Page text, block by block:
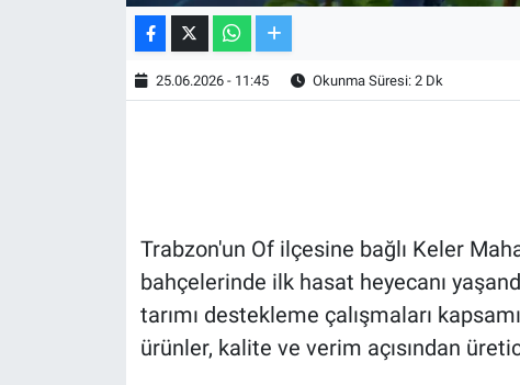
25.06.2026 - 11:45 Okunma Süresi: 2 Dk
Trabzon'un Of ilçesine bağlı Keler
bahçelerinde ilk hasat heyecanı
tarımı destekleme çalışmaları
ürünler, kalite ve verim açısından
MAGAZİN
Bilim, Teknoloji